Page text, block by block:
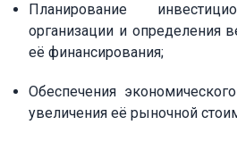
Планирование
организации и определения
её финансирования;
Обеспечения
увеличения её рыночной